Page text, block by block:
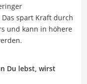
spart Kraft durch
und kann in höhere
Du lebst, wirst